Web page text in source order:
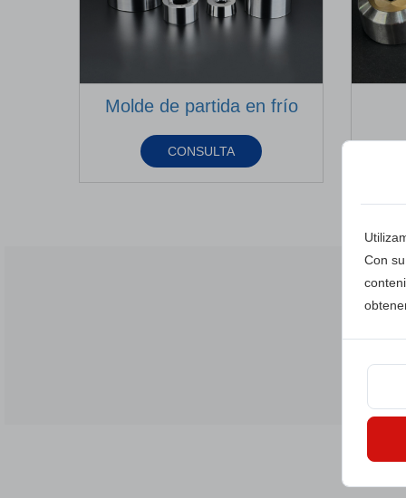
Molde de partida en frío
CONSULTA
Con